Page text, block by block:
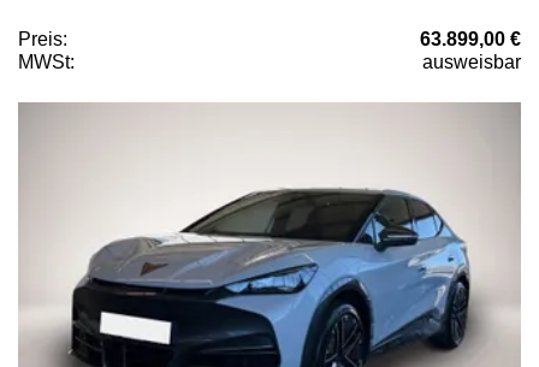
Preis:
63.899,00 €
MWSt:
ausweisbar